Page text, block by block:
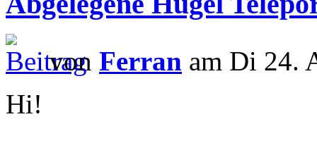
von Ferran am Di 24.
Hi!